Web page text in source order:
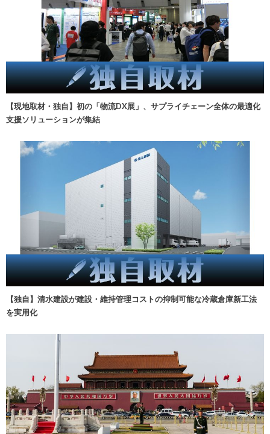
【現地取材・独自】初の「物流DX展」、サプライチェーン全体の最適化
支援ソリューションが集結
【独自】清水建設が建設・維持管理コストの抑制可能な冷蔵倉庫新工法
を実用化